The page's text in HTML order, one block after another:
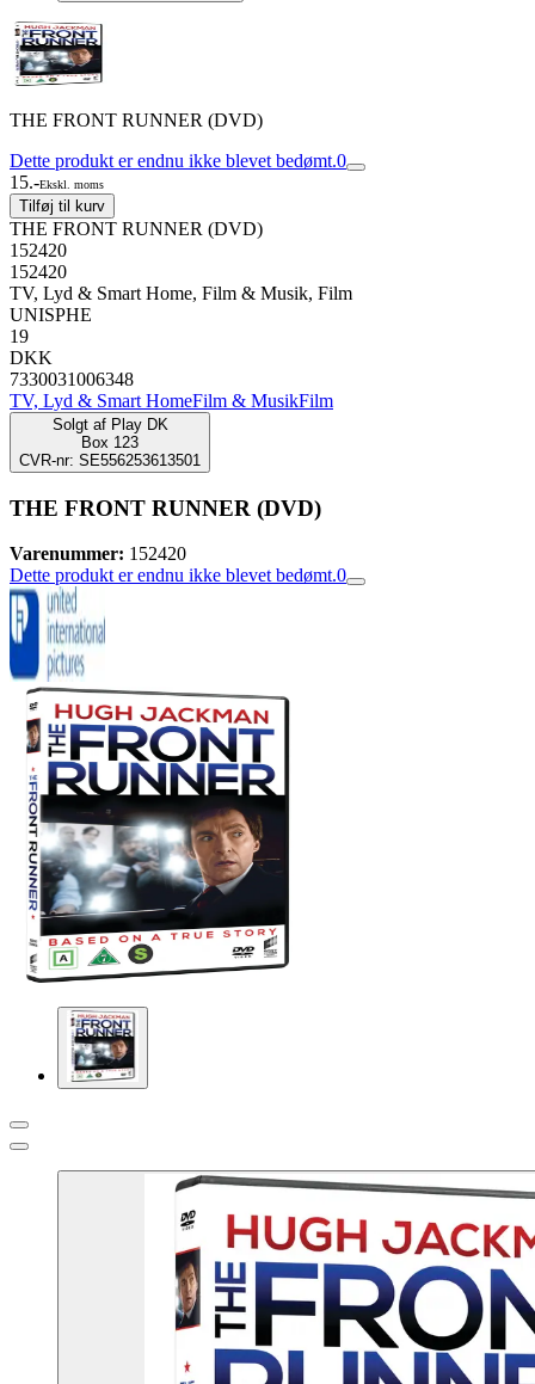
THE FRONT RUNNER (DVD)
Dette produkt er endnu ikke blevet bedømt.0
15.-Ekskl. moms
Tilføj til kurv
THE FRONT RUNNER (DVD)
152420
152420
TV, Lyd & Smart Home, Film & Musik, Film
UNISPHE
19
DKK
7330031006348
TV, Lyd & Smart HomeFilm & MusikFilm
Solgt af Play DK
Box 123
CVR-nr: SE556253613501
THE FRONT RUNNER (DVD)
Varenummer: 152420
Dette produkt er endnu ikke blevet bedømt.0